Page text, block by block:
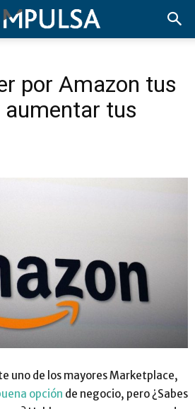
por Amazon tus
tus
uno de los mayores Marketplace,
opción de negocio, pero ¿Sabes